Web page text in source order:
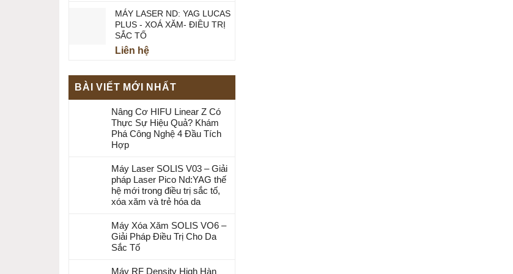
MÁY LASER ND: YAG LUCAS
PLUS - XOÁ XĂM- ĐIỀU TRỊ
SẮC TỐ
Liên hệ
BÀI VIẾT MỚI NHẤT
Nâng Cơ HIFU Linear Z Có
Thực Sự Hiệu Quả? Khám
Phá Công Nghệ 4 Đầu Tích
Hợp
Máy Laser SOLIS V03 – Giải
pháp Laser Pico Nd:YAG thế
hệ mới trong điều trị sắc tố,
xóa xăm và trẻ hóa da
Máy Xóa Xăm SOLIS VO6 –
Giải Pháp Điều Trị Cho Da
Sắc Tố
Máy RF Density High Hàn